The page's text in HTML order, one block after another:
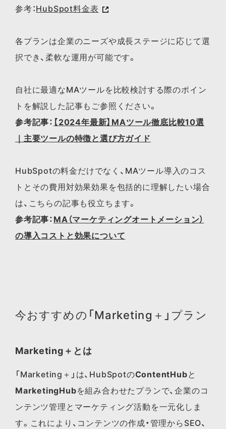
参考：HubSpot料金表
各プランは企業のニーズや成長ステージに応じて選
択でき、柔軟な運用が可能です。
自社に​最適な​MAツールを​比較検討する​際の​ポイン
トを​解説した​記事も​ご参照ください。​
参考記事： 【2024年最新】MAツール徹底比較10選
｜主要ツールの特徴と選び方ガイド
HubSpotの​料金だけでなく、​MAツール導入の​コス
トと​その​費用対効果効果を​包括的に​理解したい​場合
は、​こちらの​記事も​役立ちます。​
参考記事： MA（マーケティングオートメーション）
の導入コストと効果について
今おすすめの「Marketing＋」プラン
Marketing＋とは
「Marketing＋」は、HubSpotのContentHubと
MarketingHubを組み合わせたプランで、企業のコ
ンテンツ管理とマーケティング活動を一元化しま
す。これにより、コンテンツの作成・管理からSEO、